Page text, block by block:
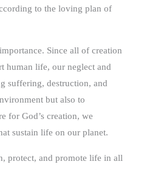
to the loving plan of
Since all of creation
human life, our neglect and
suffering, destruction, and
but also to
for God’s creation, we
sustain life on our planet.
protect, and promote life in all